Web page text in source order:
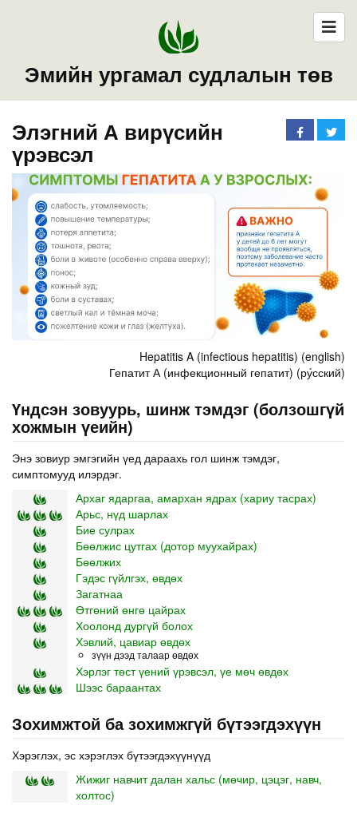
Эмийн ургамал судлалын төв
Элэгний А вирүсийн
үрэвсэл
Hepatitis A (infectious hepatitis) (english)
Гепатит А (инфекционный гепатит) (ру́сский)
Үндсэн зовуурь, шинж тэмдэг (болзошгүй
хожмын үеийн)
Энэ зовиур эмгэгийн үед дараахь гол шинж тэмдэг,
симптомууд илэрдэг.
Архаг ядаргаа, амархан ядрах (хариу тасрах)
Арьс, нүд шарлах
Бие сулрах
Бөөлжис цутгах (дотор муухайрах)
Бөөлжих
Гэдэс гүйлгэх, өвдөх
Загатнаа
Өтгөний өнгө цайрах
Хоолонд дургүй болох
Хэвлий, цавиар өвдөх
зүүн дээд талаар өвдөх
Хэрлэг төст үений үрэвсэл, үе мөч өвдөх
Шээс бараантах
Зохимжтой ба зохимжгүй бүтээгдэхүүн
Хэрэглэх, эс хэрэглэх бүтээгдэхүүнүүд
Жижиг навчит далан хальс (мөчир, цэцэг, навч,
холтос)